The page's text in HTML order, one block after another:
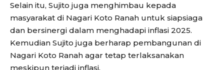
Selain itu, Sujito juga menghimbau kepada
masyarakat di Nagari Koto Ranah untuk siapsiaga
dan bersinergi dalam menghadapi inflasi 2025.
Kemudian Sujito juga berharap pembangunan di
Nagari Koto Ranah agar tetap terlaksanakan
meskipun terjadi inflasi.